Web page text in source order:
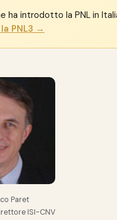
ha introdotto la PNL in
PNL3 →
Paret
ISI-CNV